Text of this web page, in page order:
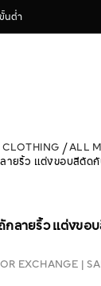
นต่ำ
CLOTHING ALL
ายริ้ว แต่งขอบสีตัด
กลายริ้ว แต่งขอ
EXCHANGE